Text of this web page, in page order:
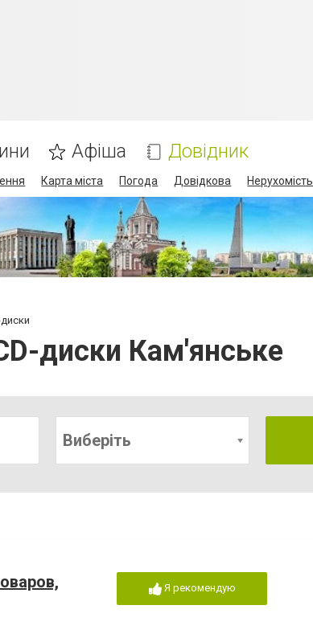
Афіша Довідник
Карта міста Погода Довідкова Нерухомість
диски Кам'янське
Виберіть
Я рекомендую